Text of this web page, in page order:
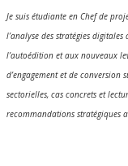
Je suis étudiante en Chef de
l’analyse des stratégies
l’autoédition et aux nouveaux
d’engagement et de conversion
sectorielles, cas concrets et
recommandations stratégiques